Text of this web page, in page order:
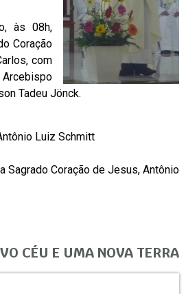
às 08h,
Coração
com
Tadeu Jönck.
Luiz Schmitt
Sagrado Coração de Jesus, Antônio
CÉU E UMA NOVA TERRA